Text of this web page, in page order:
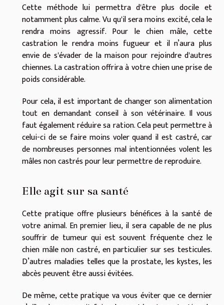
Cette méthode lui permettra d'être plus docile et
notamment plus calme. Vu qu'il sera moins excité, cela le
rendra moins agressif. Pour le chien mâle, cette
castration le rendra moins fugueur et il n’aura plus
envie de s'évader de la maison pour rejoindre d'autres
chiennes. La castration offrira à votre chien une prise de
poids considérable.
Pour cela, il est important de changer son alimentation
tout en demandant conseil à son vétérinaire. Il vous
faut également réduire sa ration. Cela peut permettre à
celui-ci de se faire moins voler quand il est castré, car
de nombreuses personnes mal intentionnées volent les
mâles non castrés pour leur permettre de reproduire.
Elle agit sur sa santé
Cette pratique offre plusieurs bénéfices à la santé de
votre animal. En premier lieu, il sera capable de ne plus
souffrir de tumeur qui est souvent fréquente chez le
chien mâle non castré, en particulier sur ses testicules.
D’autres maladies telles que la prostate, les kystes, les
abcès peuvent être aussi évitées.
De même, cette pratique va vous éviter que ce dernier